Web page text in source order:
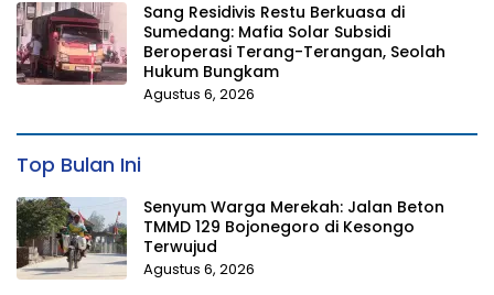
Sang Residivis Restu Berkuasa di
Sumedang: Mafia Solar Subsidi
Beroperasi Terang-Terangan, Seolah
Hukum Bungkam
Agustus 6, 2026
Top Bulan Ini
Senyum Warga Merekah: Jalan Beton
TMMD 129 Bojonegoro di Kesongo
Terwujud
Agustus 6, 2026